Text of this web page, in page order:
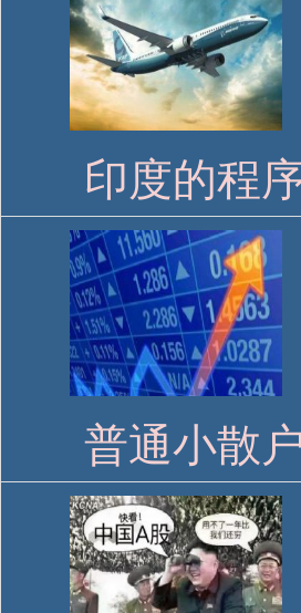
印度的程
普通小散